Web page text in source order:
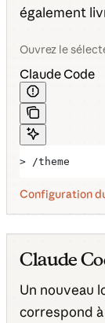
également
Ouvrez le
Claude Code
> /theme
Configuration
Claude
Un nouveau
correspond